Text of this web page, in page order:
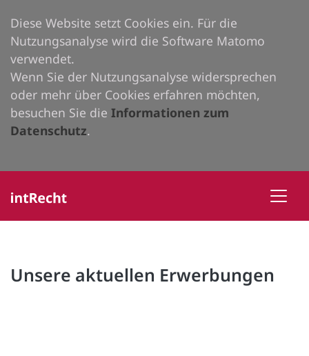
Diese Website setzt Cookies ein. Für die
Nutzungsanalyse wird die Software Matomo
verwendet.
Wenn Sie der Nutzungsanalyse widersprechen
oder mehr über Cookies erfahren möchten,
besuchen Sie die Informationen zum
Datenschutz.
Unsere aktuellen Erwerbungen